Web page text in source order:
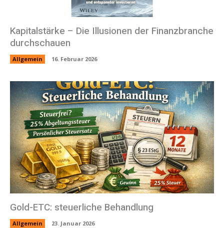
Kapitalstärke – Die Illusionen der Finanzbranche
durchschauen
Allgemein 16. Februar 2026
Gold-ETC: steuerliche Behandlung
Allgemein 23. Januar 2026